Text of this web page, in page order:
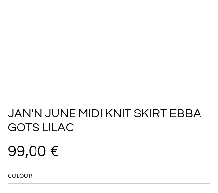
JAN'N JUNE MIDI KNIT SKIRT EBBA
GOTS LILAC
99,00 €
COLOUR